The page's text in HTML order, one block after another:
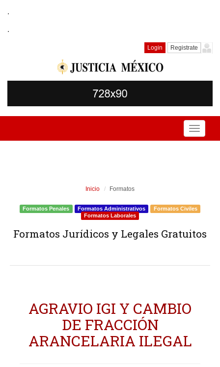
.
.
Login Registrate
Toggle
Inicio Formatos
Formatos Penales Formatos Administrativos
Formatos Civiles
Formatos Laborales
Formatos Jurídicos y Legales Gratuitos
AGRAVIO IGI Y CAMBIO
DE FRACCIÓN
ARANCELARIA ILEGAL